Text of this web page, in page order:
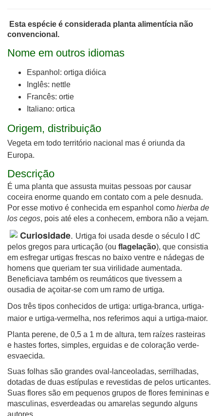
Esta espécie é considerada planta alimentícia não
convencional.
Nome em outros idiomas
Espanhol: ortiga dióica
Inglês: nettle
Francês: ortie
Italiano: ortica
Origem, distribuição
Vegeta em todo território nacional mas é oriunda da
Europa.
Descrição
É uma planta que assusta muitas pessoas por causar
coceira enorme quando em contato com a pele desnuda.
Por esse motivo é conhecida em espanhol como hierba de
los cegos, pois até eles a conhecem, embora não a vejam.
Curiosidade. Urtiga foi usada desde o século I dC
pelos gregos para urticação (ou flagelação), que consistia
em esfregar urtigas frescas no baixo ventre e nádegas de
homens que queriam ter sua virilidade aumentada.
Beneficiava também os reumáticos que tivessem a
ousadia de açoitar-se com um ramo de urtiga.
Dos três tipos conhecidos de urtiga: urtiga-branca, urtiga-
maior e urtiga-vermelha, nos referimos aqui a urtiga-maior.
Planta perene, de 0,5 a 1 m de altura, tem raízes rasteiras
e hastes fortes, simples, erguidas e de coloração verde-
esvaecida.
Suas folhas são grandes oval-lanceoladas, serrilhadas,
dotadas de duas estípulas e revestidas de pelos urticantes.
Suas flores são em pequenos grupos de flores femininas e
masculinas, esverdeadas ou amarelas segundo alguns